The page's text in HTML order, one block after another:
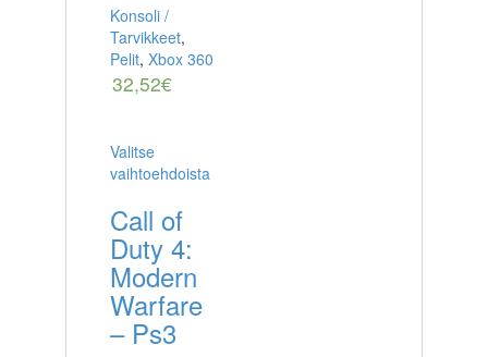
Konsoli /
Tarvikkeet,
Pelit, Xbox 360
32,52€
Valitse
vaihtoehdoista
Call of
Duty 4:
Modern
Warfare
– Ps3